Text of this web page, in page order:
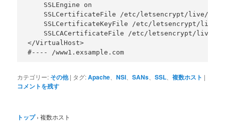
    SSLEngine on
SSLCertificateFile /etc/letsencrypt/live/
SSLCertificateKeyFile /etc/letsencrypt/live/
SSLCACertificateFile /etc/letsencrypt/live/
</VirtualHost>
カテゴリー: その他 | タグ:Apache、NSI、SANs、SSL、複数ホスト |
コメントを残す
トップ › 複数ホスト